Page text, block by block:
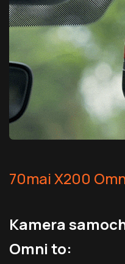
70mai X200
Kamera
Omni to: